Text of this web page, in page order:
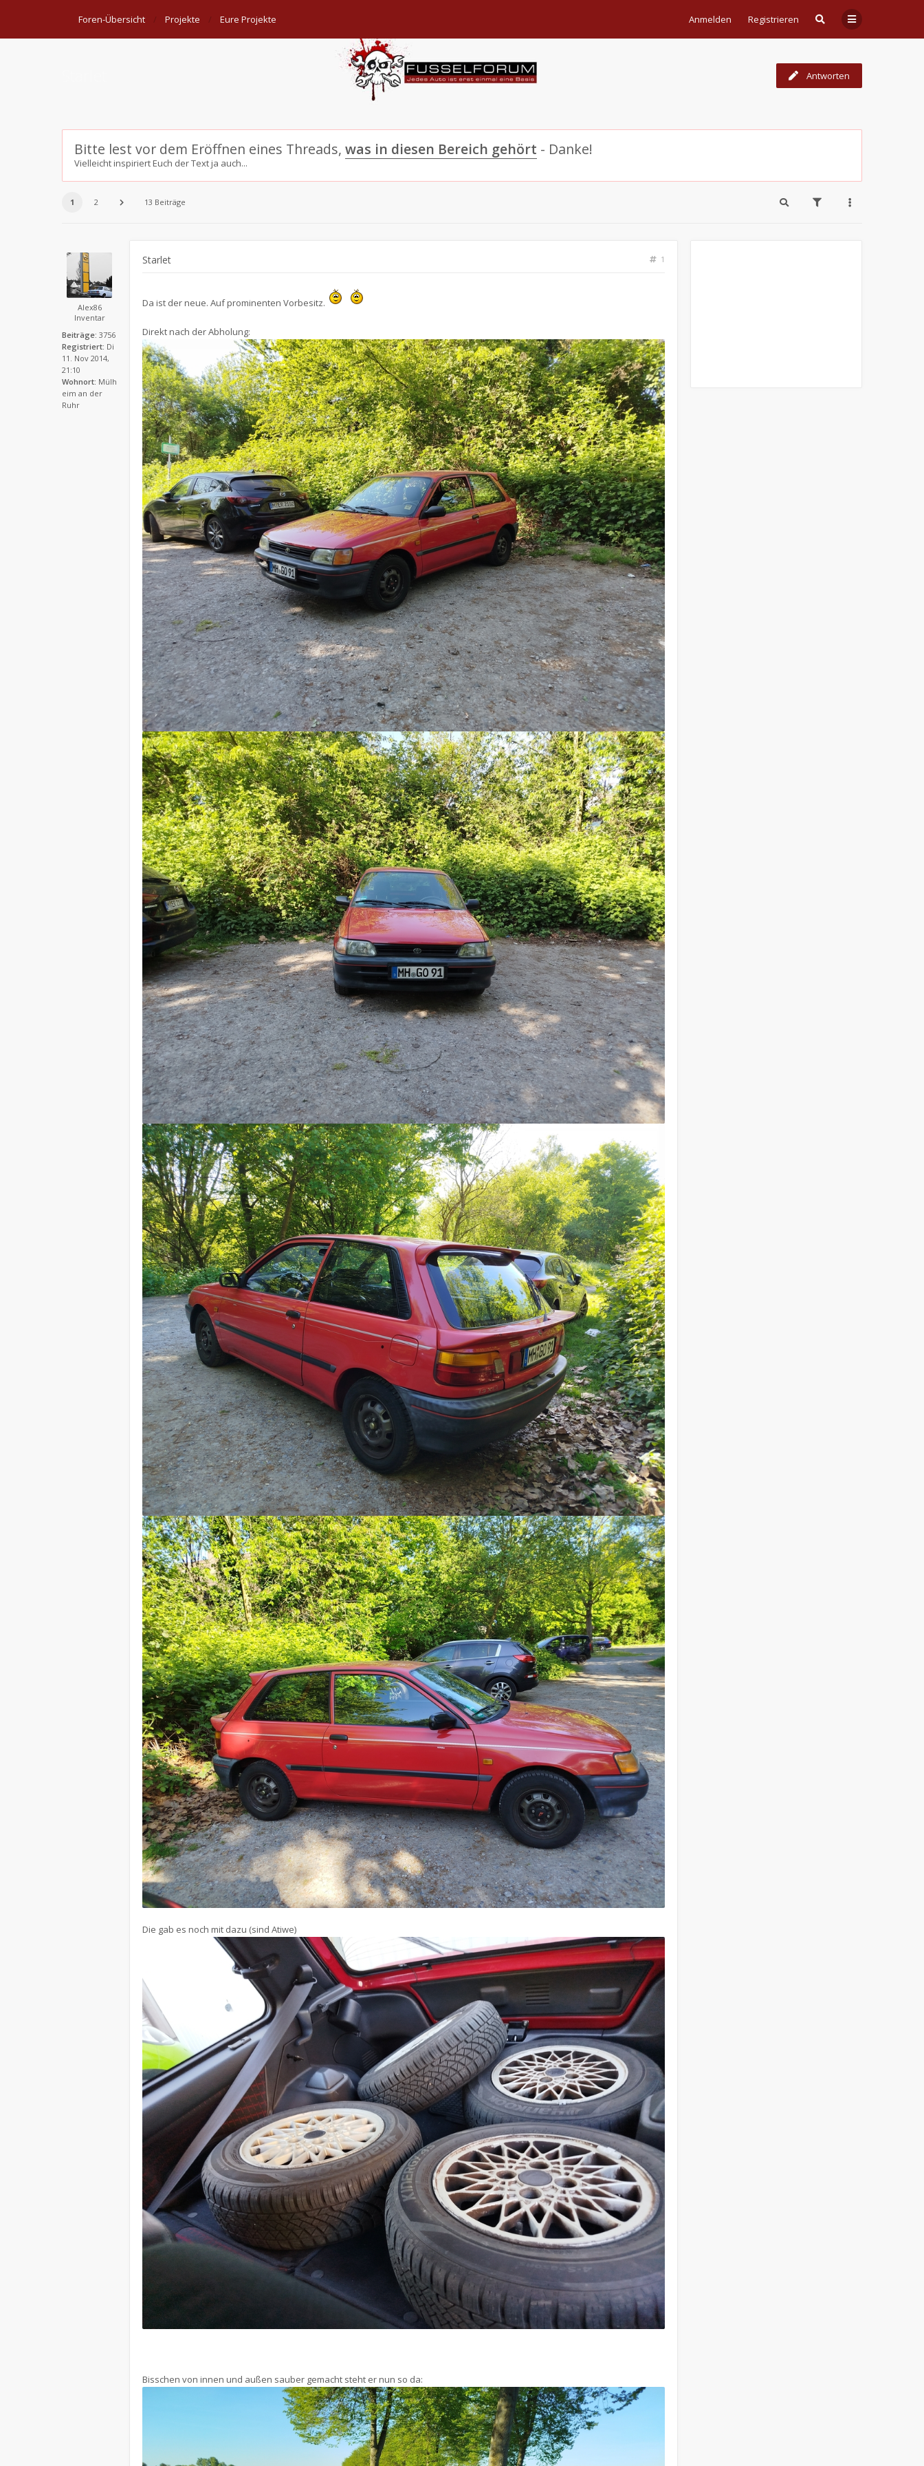
Anmelden Registrieren
Foren-Übersicht Projekte Eure Projekte
Antworten
Bitte lest vor dem Eröffnen eines Threads, was in diesen Bereich gehört - Danke!
Vielleicht inspiriert Euch der Text ja auch...
1 2 13 Beiträge
Alex86
Inventar
Beiträge: 3756
Registriert: Di
11. Nov 2014,
21:10
Wohnort: Mülh
eim an der
Ruhr
Starlet 1
Da ist der neue. Auf prominenten Vorbesitz.
Direkt nach der Abholung:
Die gab es noch mit dazu (sind Atiwe)
Bisschen von innen und außen sauber gemacht steht er nun so da: